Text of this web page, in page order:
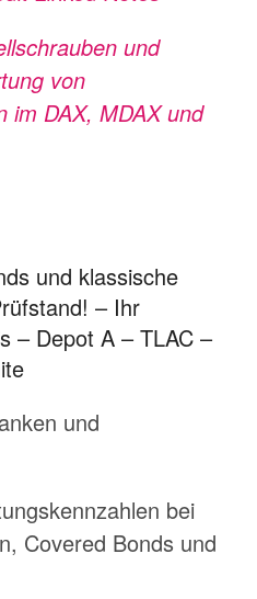
und
von
im DAX, MDAX und
und klassische
– Ihr
– Depot A – TLAC –
und
bei
Covered Bonds und